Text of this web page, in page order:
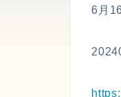
6月